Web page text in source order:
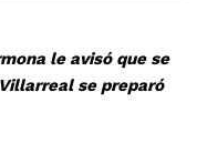
le avisó que se
se preparó